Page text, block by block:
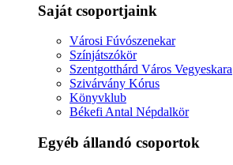
Saját csoportjaink
Városi Fúvószenekar
Színjátszókör
Szentgotthárd Város Vegyeskara
Szivárvány Kórus
Könyvklub
Békefi Antal Népdalkör
Egyéb állandó csoportok